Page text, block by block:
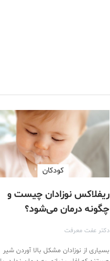
کودکان
ریفلاکس نوزادان چیست و
چگونه درمان می‌شود؟
دکتر عفت معرفت
بسیاری از نوزادان مشکل بالا آوردن شیر